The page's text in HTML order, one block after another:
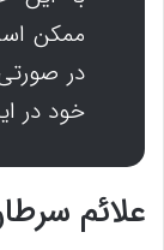
ممکن
در
خود در
علائم